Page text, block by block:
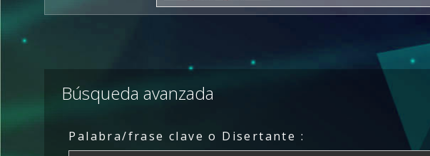
Búsqueda avanzada
Palabra/frase clave o Disertante :